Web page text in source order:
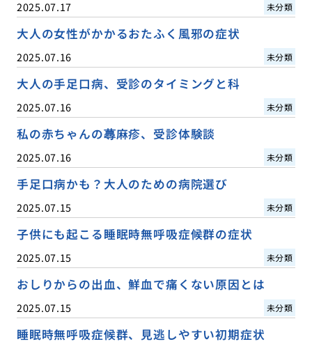
2025.07.17 未分類
大人の女性がかかるおたふく風邪の症状
2025.07.16 未分類
大人の手足口病、受診のタイミングと科
2025.07.16 未分類
私の赤ちゃんの蕁麻疹、受診体験談
2025.07.16 未分類
手足口病かも？大人のための病院選び
2025.07.15 未分類
子供にも起こる睡眠時無呼吸症候群の症状
2025.07.15 未分類
おしりからの出血、鮮血で痛くない原因とは
2025.07.15 未分類
睡眠時無呼吸症候群、見逃しやすい初期症状